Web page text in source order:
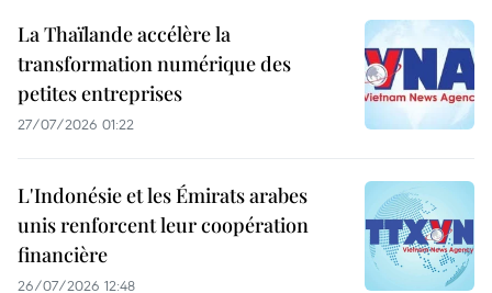
La Thaïlande accélère la
transformation numérique des
petites entreprises
27/07/2026 01:22
L'Indonésie et les Émirats arabes
unis renforcent leur coopération
financière
26/07/2026 12:48